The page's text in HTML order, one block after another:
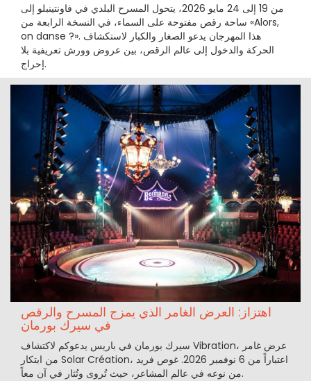
من 19 إلى 24 مايو 2026، يتحول المسرح البلدي في فاونتينبلو إلى
ساحة رقص مفتوحة على السماء، في النسخة الرابعة من «Alors,
on danse ?». هذا المهرجان يدعو الصغار والكبار لاستكشاف
الحركة والدخول إلى عالم الرقص، بين عروض وورش تعريفية بلا
إحراج.
اهتزاز: العرض الغامر الذي يمزج المسرح والرقص
في سيرك بورمان
سيرك بورمان في باريس يدعوكم لاكتشاف Vibration، عرض غامر
من ابتكار Solar Création، اعتباراً من 6 نوفمبر 2026. غوص فريد
من نوعه في عالم المشاعر، حيث تُروى وتُثار في آن معاً.